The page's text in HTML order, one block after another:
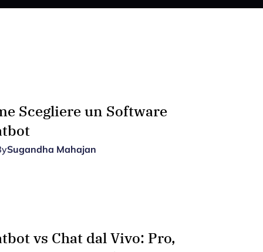
Scegliere un Software
Sugandha Mahajan
vs Chat dal Vivo: Pro,